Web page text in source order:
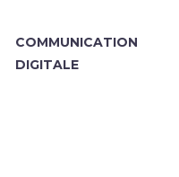
COMMUNICATION
DIGITALE